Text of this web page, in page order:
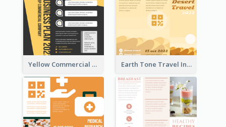
Yellow Commercial Event Program Tri Fold Brochure Earth Tone Travel Informational Tri Fold Brochure